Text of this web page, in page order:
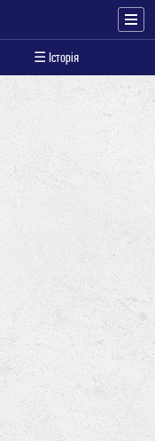
☰ Історія